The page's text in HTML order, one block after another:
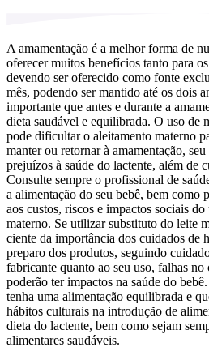
A amamentação é a melhor forma de
oferecer muitos benefícios tanto para
devendo ser oferecido como fonte
mês, podendo ser mantido até os dois
importante que antes e durante a
dieta saudável e equilibrada. O uso de
pode dificultar o aleitamento materno
manter ou retornar à amamentação,
prejuízos à saúde do lactente, além de
Consulte sempre o profissional de
a alimentação do seu bebê, bem como
aos custos, riscos e impactos sociais
materno. Se utilizar substituto do leite
ciente da importância dos cuidados de
preparo dos produtos, seguindo
fabricante quanto ao seu uso, falhas
poderão ter impactos na saúde do
tenha uma alimentação equilibrada e
hábitos culturais na introdução de
dieta do lactente, bem como sejam
alimentares saudáveis.